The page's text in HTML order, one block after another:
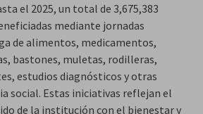
el 2025, un total de 3,675,383
mediante jornadas
de alimentos, medicamentos,
bastones, muletas, rodilleras,
estudios diagnósticos y otras
social. Estas iniciativas reflejan el
de la institución con el bienestar y